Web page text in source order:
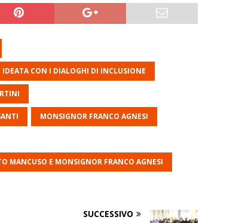
IDEATA CON I DIALOGHI DI INCLUSIONE
MONSIGNOR FRANCO AGNESI
MANCUSO E MONSIGNOR FRANCO AGNESI
SUCCESSIVO